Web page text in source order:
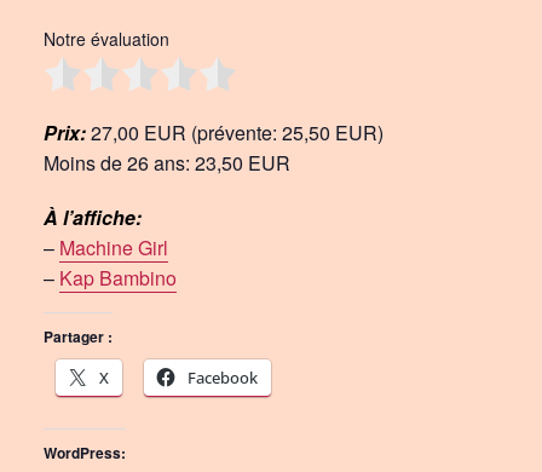
Notre évaluation
Prix:27,00 EUR (prévente: 25,50 EUR)
Moins de 26 ans: 23,50 EUR
À l’affiche:
– Machine Girl
– Kap Bambino
Partager :
X
Facebook
WordPress: